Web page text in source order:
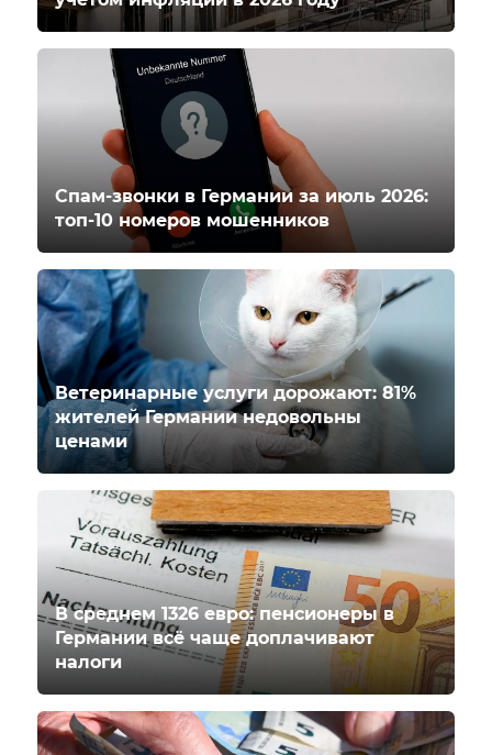
Спам-звонки в Германии за июль 2026:
топ-10 номеров мошенников
Ветеринарные услуги дорожают: 81%
жителей Германии недовольны
ценами
В среднем 1326 евро: пенсионеры в
Германии всё чаще доплачивают
налоги